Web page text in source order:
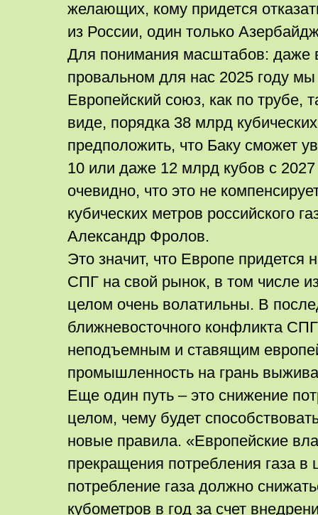
желающих, кому придется
из России, один только
Для понимания масштабов: даже
провальном для нас 2025 году
Европейский союз, как по трубе,
виде, порядка 38 млрд
предположить, что Баку сможет
10 или даже 12 млрд кубов с 2027
очевидно, что это не
кубических метров российского
Александр Фролов.
Это значит, что Европе
СПГ на свой рынок, в том числе
целом очень волатильны. В
ближневосточного конфликта
неподъемным и ставящим
промышленность на грань
Еще один путь – это снижение
целом, чему будет
новые правила. «Европейские
прекращения потребления газа
потребление газа должно
кубометров в год за счет